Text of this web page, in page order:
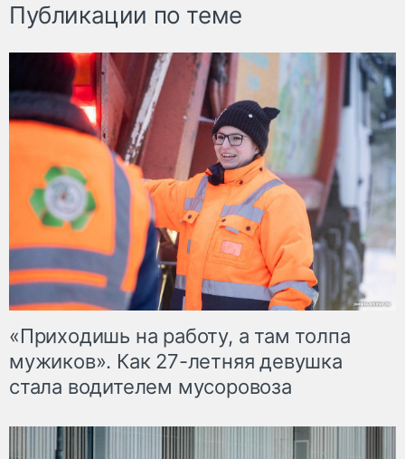
Публикации по теме
«Приходишь на работу, а там толпа
мужиков». Как 27-летняя девушка
стала водителем мусоровоза